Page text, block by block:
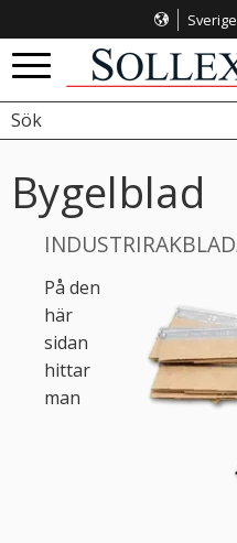
Meny
Sverige
Bygelblad
INDUSTRIRAKBLAD
På den
här
sidan
hittar
man